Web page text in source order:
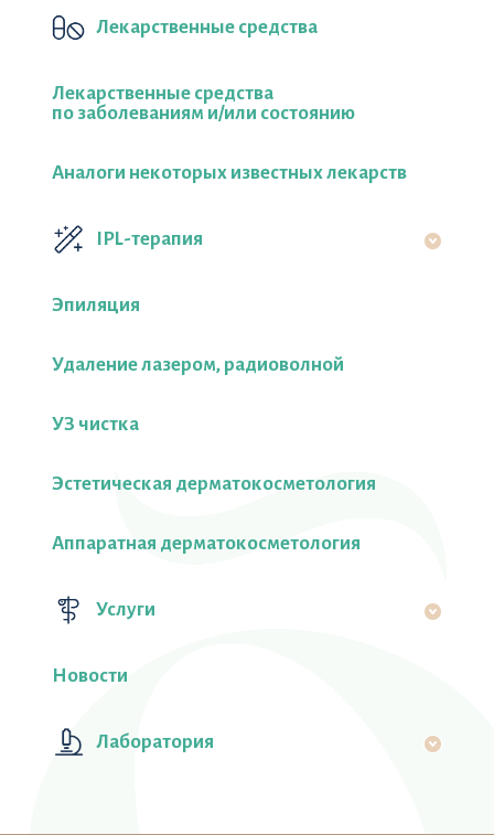
Лекарственные средства
Лекарственные средства
по заболеваниям и/или состоянию
Аналоги некоторых известных лекарств
IPL-терапия
Эпиляция
Удаление лазером, радиоволной
УЗ чистка
Эстетическая дерматокосметология
Аппаратная дерматокосметология
Услуги
Новости
Лаборатория